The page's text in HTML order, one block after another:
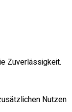
Zuverlässigkeit.
Nutzen